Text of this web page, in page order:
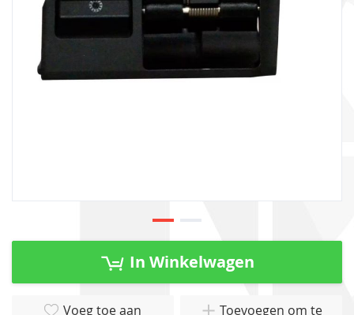
Ga
In Winkelwagen
Voeg toe aan
Toevoegen om te